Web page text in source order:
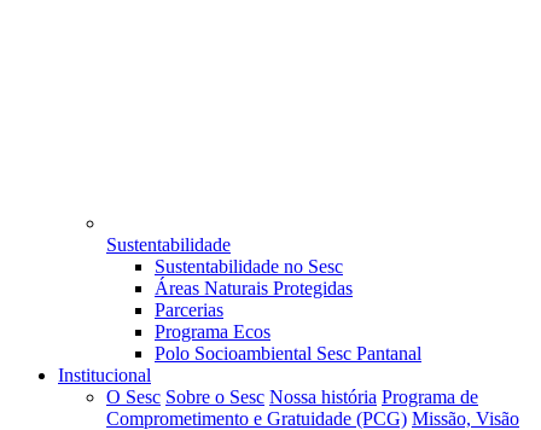
Sustentabilidade
Sustentabilidade no Sesc
Áreas Naturais Protegidas
Parcerias
Programa Ecos
Polo Socioambiental Sesc Pantanal
Institucional
O Sesc Sobre o Sesc Nossa história Programa de
Comprometimento e Gratuidade (PCG) Missão, Visão